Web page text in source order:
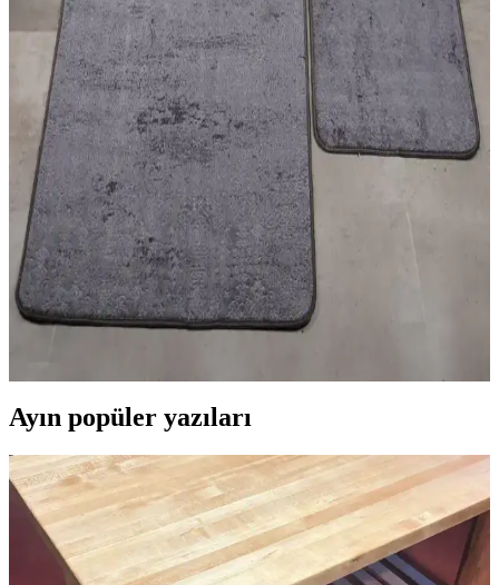
Halise Home Halı, çeşitli desen ve renk seçenekleriyle dayanıklı ve
bakım kolay halılar sunarak yaşam alanlarınızı estetik ve konforlu
hale getirir.
Halı ve Kilim Seçimiyle Estetik ve Fonksiyonel İç
Mekan Dekorasyonu Rehberi
Halı ve kilimler, iç mekanlara sıcaklık ve karakter katar. Malzeme,
desen ve kullanım alanlarına göre doğru seçim yaparak yaşam
alanlarınızı estetik ve fonksiyonel hale getirin.
Banyo Güvenliği ve Estetiği İçin 2'li Paspas Seçimi
ve Bakım İpuçları
Banyo paspasları, kaymaz taban ve su emici özellikleriyle güvenlik
ve hijyen sağlar. 2'li modeller, estetik ve fonksiyonellik sunar,
Ayın popüler yazıları